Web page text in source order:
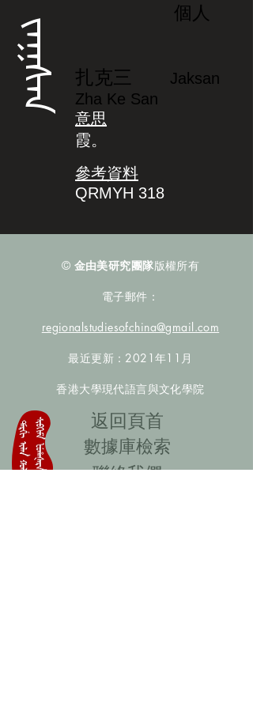
ᠵᠠᡴᠰᠠᠨ
個人
扎克三
Jaksan
Zha Ke San
意思
霞。
參考資料
QRMYH 318
© 金由美研究團隊版權所有
電子郵件：
regionalstudiesofchina@gmail.com
最近更新：2021年11月
香港大學現代語言與文化學院
​返回頁首
數據庫檢索
聯絡我們